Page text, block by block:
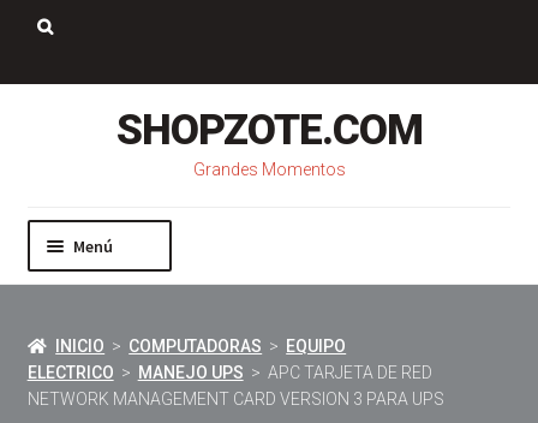
Saltar
navegación
Ir
contenido
SHOPZOTE.COM
Grandes Momentos
Menú
Mi cuenta
Carrito
INICIO > COMPUTADORAS > EQUIPO
ELECTRICO > MANEJO UPS > APC TARJETA DE RED
NETWORK MANAGEMENT CARD VERSION 3 PARA UPS